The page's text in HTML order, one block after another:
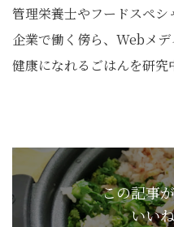
管理栄養士やフードスペシ
企業で働く傍ら、Webメ
健康になれるごはんを研究
この記事
いい